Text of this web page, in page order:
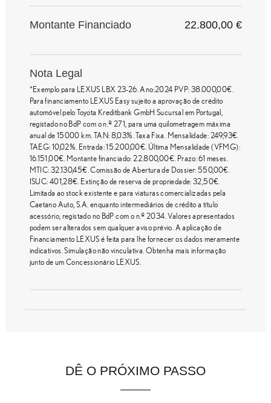
Montante Financiado 22.800,00 €
Nota Legal
*Exemplo para LEXUS LBX 23-26. Ano:2024 PVP: 38.000,00€.
Para financiamento LEXUS Easy sujeito a aprovação de crédito
automóvel pelo Toyota Kreditbank GmbH Sucursal em Portugal,
registado no BdP com o n.º 271, para uma quilometragem máxima
anual de 15000 km. TAN: 8,03%. Taxa Fixa. Mensalidade: 249,93€.
TAEG: 10,02%. Entrada: 15.200,00€. Última Mensalidade (VFMG):
16.151,00€. Montante financiado: 22.800,00€. Prazo: 61 meses.
MTIC: 32.130,45€. Comissão de Abertura de Dossier: 550,00€.
ISUC: 401,28€. Extinção de reserva de propriedade: 32,50€.
Limitada ao stock existente e para viaturas comercializadas pela
Caetano Auto, S.A. enquanto intermediários de crédito a título
acessório, registado no BdP com o n.º 2034. Valores apresentados
podem ser alterados sem qualquer aviso prévio. A aplicação de
Financiamento LEXUS é feita para lhe fornecer os dados meramente
indicativos. Simulação não vinculativa. Obtenha mais informação
junto de um Concessionário LEXUS.
DÊ O PRÓXIMO PASSO